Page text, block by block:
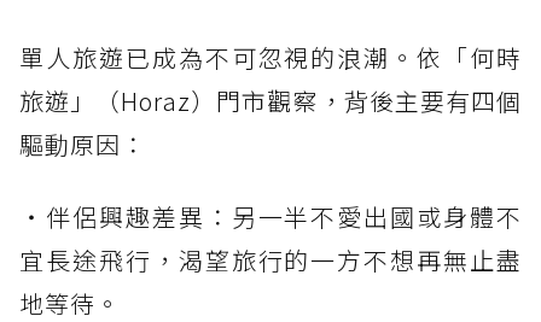
單人旅遊已成為不可忽視的浪潮。依「何時
旅遊」（Horaz）門市觀察，背後主要有四個
驅動原因：
・伴侶興趣差異：另一半不愛出國或身體不
宜長途飛行，渴望旅行的一方不想再無止盡
地等待。